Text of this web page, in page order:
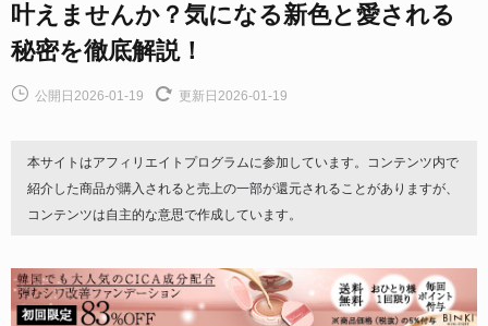
叶えませんか？気になる新色と愛される
秘密を徹底解説！
公開日2026-01-19 更新日2026-01-19
本サイトはアフィリエイトプログラムに参加しています。コンテンツ内で
紹介した商品が購入されると売上の一部が還元されることがありますが、
コンテンツは自主的な意思で作成しています。